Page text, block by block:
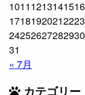
10111213141516
17181920212223
24252627282930
31
« 7月
カテゴリー